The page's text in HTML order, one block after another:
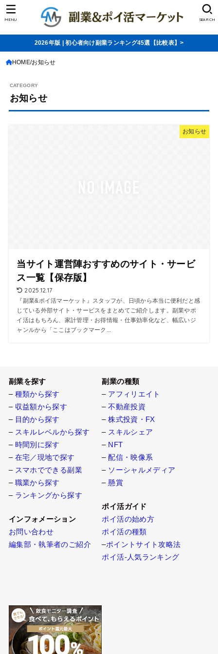
SEARCH
MENU
2026年版 | 初心者向け副業ランキング45選【比較表】>
HOME お知らせ
お知らせ
お知らせ
当サイト運営陣おすすめのサイト・サービ
ス一覧【保存版】
2025.12.17
『副業&ポイ活マーケット』スタッフが、日頃から本当に便利だと感
じている外部サイト・サービスをまとめてご紹介します。副業やポ
イ活はもちろん、家計管理・お得情報・仕事効率化など、幅広いジ
ャンルから「ここはブックマーク...
副業を探す
– 種類から探す
– 収益額から探す
– 目的から探す
– スキルレベルから探す
– 時間別に探す
– 在宅／現地で探す
– スマホでできる副業
– 職業から探す
– ランキングから探す
インフォメーション
お問い合わせ
編集部・執筆者のご紹介
副業の種類
– アフィリエイト
–不動産投資
–株式投資・FX
– スキルシェア
– NFT
– 配信・映像系
– ソーシャルメディア
–懸賞
ポイ活ガイド
ポイ活の始め方
ポイ活の種類
–ポイントサイト攻略法
ポイ活-人気ランキング